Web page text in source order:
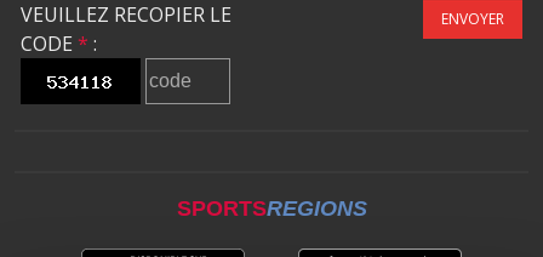
VEUILLEZ RECOPIER LE
CODE * :
ENVOYER
SPORTSREGIONS